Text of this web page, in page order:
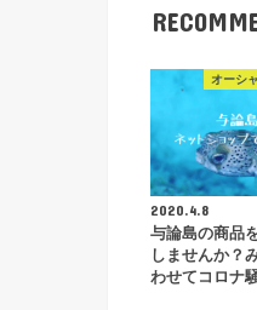
オーシ
2020.4.8
与論島の商品
しませんか？
わせてコロナ